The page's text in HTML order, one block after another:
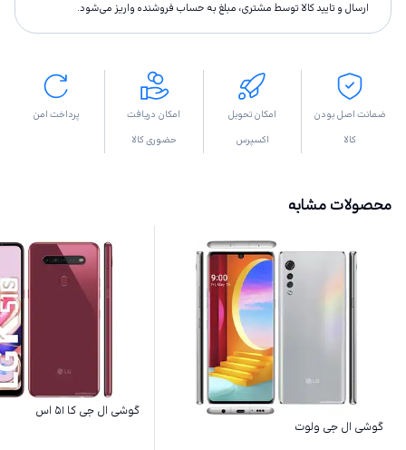
ارسال و تاييد كالا توسط مشتری، مبلغ به حساب فروشنده واريز مى‌شود.
ضمانت اصل بودن
کالا
امکان تحویل
اکسپرس
امکان دریافت
حضوری کالا
پرداخت امن
محصولات مشابه
گوشی ال جی ولوت
گوشی ال جی کا ۵۱ اس